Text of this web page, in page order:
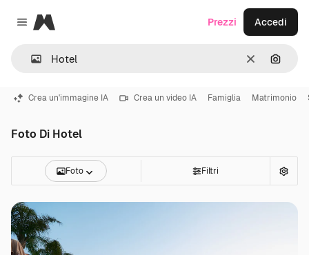
Close menu
Magnific
CancellaCerca
Prezzi Accedi
Crea un'immagine IA Crea un video IA Famiglia Matrimonio
Foto Di Hotel
Foto Filtri